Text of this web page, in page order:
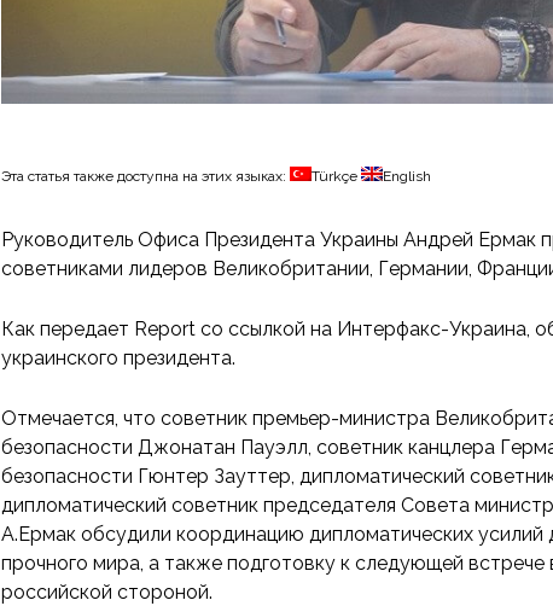
Эта статья также доступна на этих языках: Türkçe English
Руководитель Офиса Президента Украины Андрей Ермак
советниками лидеров Великобритании, Германии,
Как передает Report со ссылкой на Интерфакс-
украинского президента.
Отмечается, что советник премьер-министра
безопасности Джонатан Пауэлл, советник канцлера
безопасности Гюнтер Зауттер, дипломатический
дипломатический советник председателя Совета
А.Ермак обсудили координацию дипломатических усилий
прочного мира, а также подготовку к следующей встрече
российской стороной.